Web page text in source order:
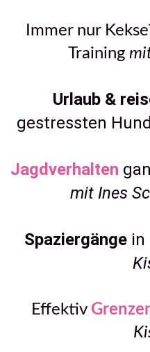
Immer nur
Training
Urlaub &
gestressten
Jagdverhalten
mit Ines
Spaziergänge in
Effektiv